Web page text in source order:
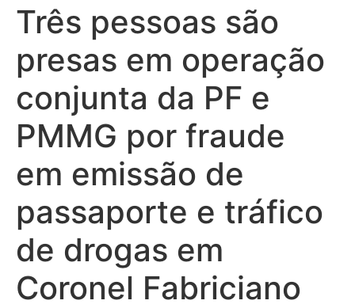
Três pessoas são
presas em operação
conjunta da PF e
PMMG por fraude
em emissão de
passaporte e tráfico
de drogas em
Coronel Fabriciano